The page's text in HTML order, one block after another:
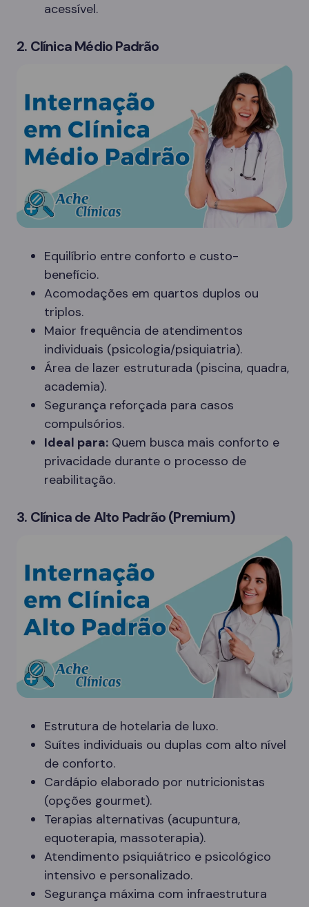
acessível.
2. Clínica Médio Padrão
Equilíbrio entre conforto e custo-
benefício.
Acomodações em quartos duplos ou
triplos.
Maior frequência de atendimentos
individuais (psicologia/psiquiatria).
Área de lazer estruturada (piscina, quadra,
academia).
Segurança reforçada para casos
compulsórios.
Ideal para: Quem busca mais conforto e
privacidade durante o processo de
reabilitação.
3. Clínica de Alto Padrão (Premium)
Estrutura de hotelaria de luxo.
Suítes individuais ou duplas com alto nível
de conforto.
Cardápio elaborado por nutricionistas
(opções gourmet).
Terapias alternativas (acupuntura,
equoterapia, massoterapia).
Atendimento psiquiátrico e psicológico
intensivo e personalizado.
Segurança máxima com infraestrutura